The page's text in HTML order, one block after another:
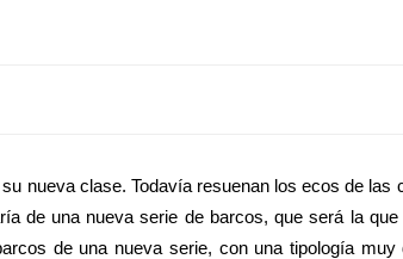
nueva clase. Todavía resuenan los ecos de las
de una nueva serie de barcos, que será la
de una nueva serie, con una tipología